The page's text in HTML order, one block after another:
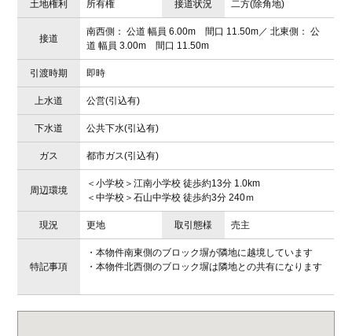
土地権利 所有権 接道状況 二方(除角地)
接道
南西側： 公道 幅員 6.00m 間口 11.50m／ 北東側： 公
道 幅員 3.00m 間口 11.50m
引渡時期 即時
上水道 公営(引込有)
下水道 公共下水(引込有)
ガス 都市ガス(引込有)
周辺環境
＜小学校＞江南小学校 徒歩約13分 1.0km
＜中学校＞石山中学校 徒歩約3分 240ｍ
現況 更地 取引態様 売主
特記事項
・本物件南東側のブロック塀が隣地に越境しています
・本物件北西側のブロック塀は隣地との共有になります